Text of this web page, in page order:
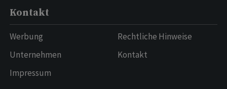
Kontakt
Werbung
Unternehmen
Impressum
Rechtliche Hinweise
Kontakt